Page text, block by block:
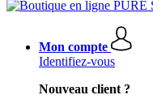
Mon compte
Identifiez-vous
Nouveau client ?